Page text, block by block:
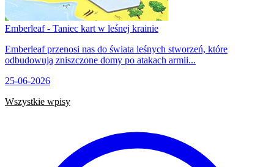
Emberleaf - Taniec kart w leśnej krainie
Emberleaf przenosi nas do świata leśnych stworzeń, które
odbudowują zniszczone domy po atakach armii...
25-06-2026
Wszystkie wpisy